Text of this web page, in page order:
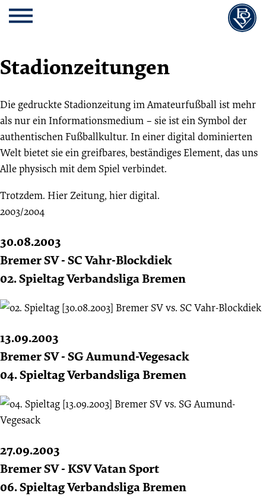
Cookie
Einstellungen
Zum
Inhalt
springen
Cookie
Einstellungen
Kopfbereich
MENU
Stadionzeitungen
Die gedruckte Stadionzeitung im Amateurfußball ist mehr
als nur ein Informationsmedium – sie ist ein Symbol der
authentischen Fußballkultur. In einer digital dominierten
Welt bietet sie ein greifbares, beständiges Element, das uns
Alle physisch mit dem Spiel verbindet.
Trotzdem. Hier Zeitung, hier digital.
2003/2004
30.08.2003
Bremer SV - SC Vahr-Blockdiek
02. Spieltag Verbandsliga Bremen
13.09.2003
Bremer SV - SG Aumund-Vegesack
04. Spieltag Verbandsliga Bremen
27.09.2003
Bremer SV - KSV Vatan Sport
06. Spieltag Verbandsliga Bremen